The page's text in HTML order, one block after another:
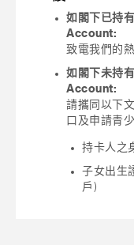
如閣下已持
Account:
致電我們的
如閣下未持
Account:
請攜同以下
口及申請青
持卡人之
子女出生
戶)